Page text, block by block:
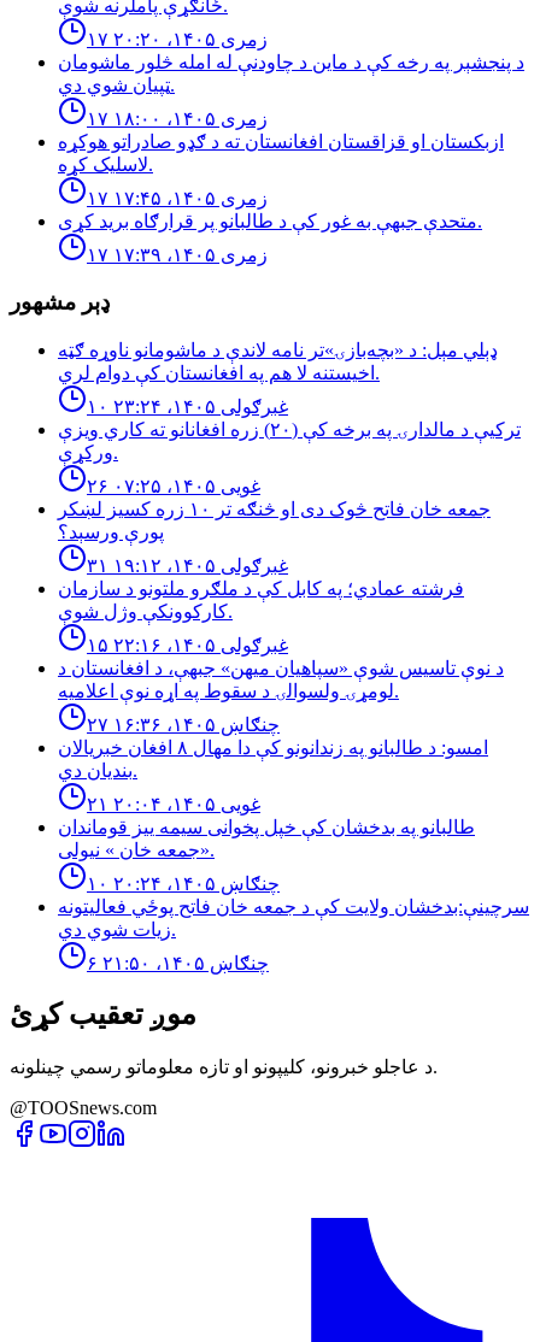
ځانګړې پاملرنه شوې.
۱۷ زمری ۱۴۰۵، ۲۰:۲۰
د پنجشېر په رخه کې د ماین د چاودنې له امله څلور ماشومان
ټپیان شوي دي.
۱۷ زمری ۱۴۰۵، ۱۸:۰۰
ازبكستان او قزاقستان افغانستان ته د ګډو صادراتو هوكړه
لاسليک كړه.
۱۷ زمری ۱۴۰۵، ۱۷:۴۵
متحدې جبهې به غور کې د طالبانو پر قرارګاه بريد كړی.
۱۷ زمری ۱۴۰۵، ۱۷:۳۹
ډېر مشهور
ډېلي مېل: د «بچه‌بازۍ»تر نامه لاندې د ماشومانو ناوړه ګټه
اخیستنه لا هم په افغانستان کې دوام لري.
۱۰ غبرګولی ۱۴۰۵، ۲۳:۲۴
تركيې د مالدارۍ په برخه كې (٢٠) زره افغانانو ته كاري ويزې
وركړې.
۲۶ غویی ۱۴۰۵، ۰۷:۲۵
جمعه خان فاتح څوک دی او څنګه تر ۱۰ زره کسیز لښکر
پورې ورسېد؟
۳۱ غبرګولی ۱۴۰۵، ۱۹:۱۲
فرشته عمادي؛ په کابل کې د ملګرو ملتونو د سازمان
کارکوونکې وژل شوې.
۱۵ غبرګولی ۱۴۰۵، ۲۲:۱۶
د نوې تاسیس شوې «سپاهیان میهن» جبهې، د افغانستان د
لومړۍ ولسوالۍ د سقوط په اړه نوې اعلامیه.
۲۷ چنګاښ ۱۴۰۵، ۱۶:۳۶
امسو: د طالبانو په زندانونو كې دا مهال ٨ افغان خبريالان
بنديان دي.
۲۱ غویی ۱۴۰۵، ۲۰:۰۴
طالبانو په بدخشان كې خپل پخوانى سيمه ييز قوماندان
«جمعه خان » نيولى.
۱۰ چنګاښ ۱۴۰۵، ۲۰:۲۴
سرچینې:بدخشان ولایت کې د جمعه خان فاتح پوځي فعالیتونه
زیات شوي دي.
۶ چنګاښ ۱۴۰۵، ۲۱:۵۰
موږ تعقیب کړئ
د عاجلو خبرونو، کلیپونو او تازه معلوماتو رسمي چینلونه.
@TOOSnews.com